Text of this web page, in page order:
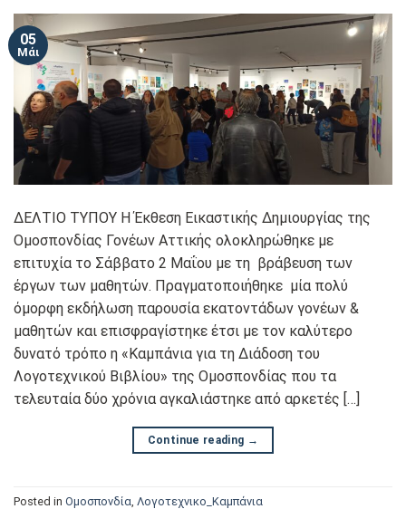
05
Μάι
ΔΕΛΤΙΟ ΤΥΠΟΥ Η Έκθεση Εικαστικής Δημιουργίας της
Ομοσπονδίας Γονέων Αττικής ολοκληρώθηκε με
επιτυχία το Σάββατο 2 Μαΐου με τη βράβευση των
έργων των μαθητών. Πραγματοποιήθηκε μία πολύ
όμορφη εκδήλωση παρουσία εκατοντάδων γονέων &
μαθητών και επισφραγίστηκε έτσι με τον καλύτερο
δυνατό τρόπο η «Καμπάνια για τη Διάδοση του
Λογοτεχνικού Βιβλίου» της Ομοσπονδίας που τα
τελευταία δύο χρόνια αγκαλιάστηκε από αρκετές […]
Continue reading →
Posted in Oμοσπονδία Λογοτεχνικο_Καμπάνια